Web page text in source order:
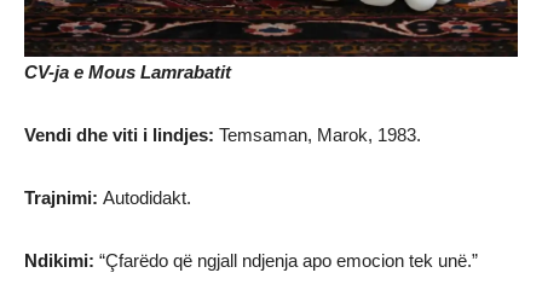
CV-ja e Mous Lamrabatit
Vendi dhe viti i lindjes: Temsaman, Marok, 1983.
Trajnimi: Autodidakt.
Ndikimi: “Çfarëdo që ngjall ndjenja apo emocion tek unë.”